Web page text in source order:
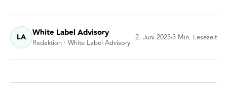
LA White Label Advisory
Redaktion · White Label Advisory
2. Juni 20233 Min. Lesezeit